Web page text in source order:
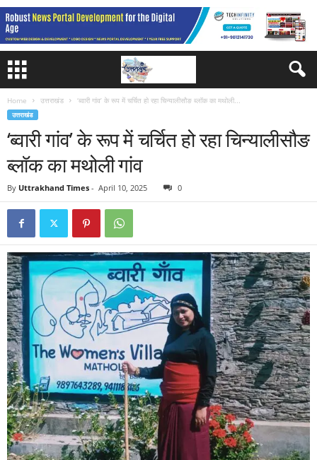
Home उत्तराखंड ‘ब्वारी गांव’ के रूप में चर्चित हो रहा चिन्यालीसौङ ब्लॉक का मथोली...
उत्तराखंड
‘ब्वारी गांव’ के रूप में चर्चित हो रहा चिन्यालीसौङ
ब्लॉक का मथोली गांव
By Uttrakhand Times - April 10, 2025 0